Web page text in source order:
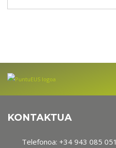
KONTAKTUA
Telefonoa: +34 943 085 051